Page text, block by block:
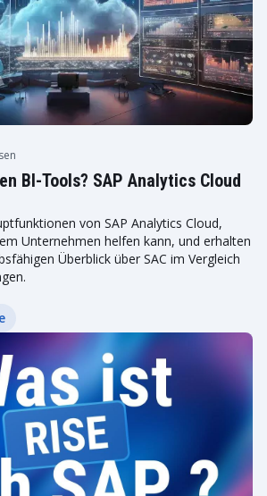
BI-Tools? SAP Analytics Cloud
von SAP Analytics Cloud,
Unternehmen helfen kann, und erhalten
Überblick über SAC im Vergleich